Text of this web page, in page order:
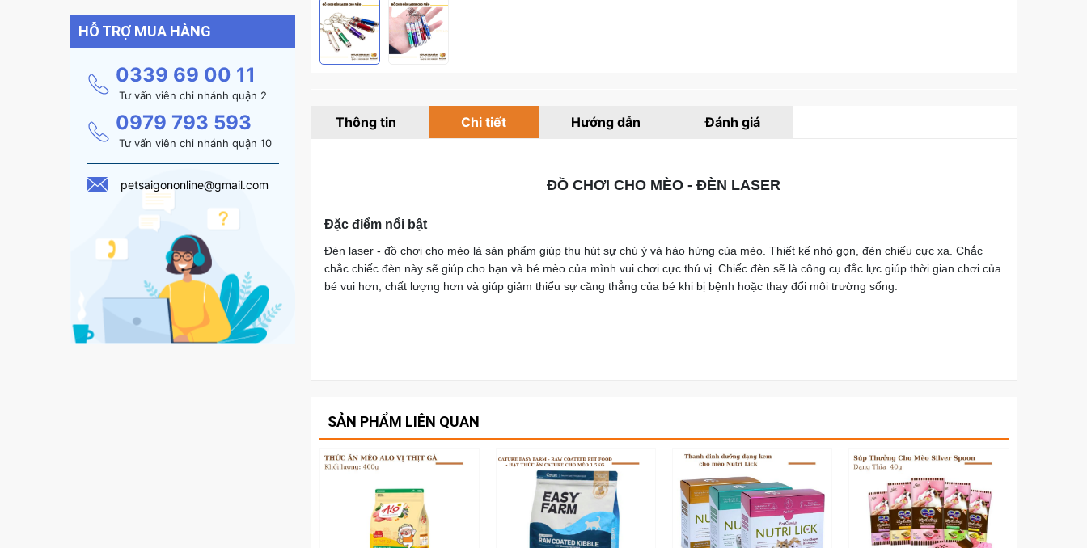
Thông tin Chi tiết Hướng dẫn Đánh giá
ĐỒ CHƠI CHO MÈO - ĐÈN LASER
Đặc điểm nổi bật
Đèn laser - đồ chơi cho mèo là sản phẩm giúp thu hút sự chú ý và hào hứng của mèo. Thiết kế nhỏ gọn, đèn chiếu cực xa. Chắc
chắc chiếc đèn này sẽ giúp cho bạn và bé mèo của mình vui chơi cực thú vị. Chiếc đèn sẽ là công cụ đắc lực giúp thời gian chơi của
bé vui hơn, chất lượng hơn và giúp giảm thiểu sự căng thẳng của bé khi bị bệnh hoặc thay đổi môi trường sống.
SẢN PHẨM LIÊN QUAN
HỖ TRỢ MUA HÀNG
0339 69 00 11
Tư vấn viên chi nhánh quận 2
0979 793 593
Tư vấn viên chi nhánh quận 10
petsaigononline@gmail.com